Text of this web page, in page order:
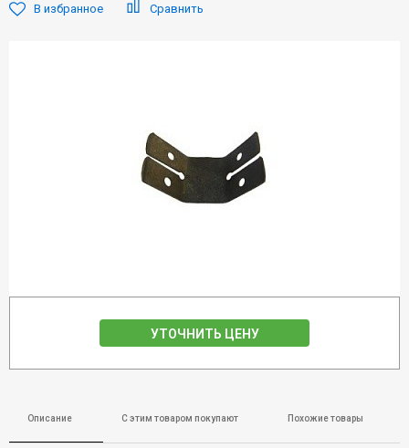
В избранное Сравнить
УТОЧНИТЬ ЦЕНУ
Описание С этим товаром покупают Похожие товары